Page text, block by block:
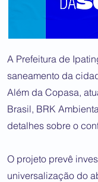
A Prefeitura de
saneamento da
Além da Copasa,
Brasil, BRK
detalhes sobre o
O projeto prevê
universalização do